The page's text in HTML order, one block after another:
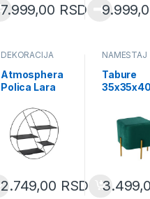
7.999,00 RSD
DEKORACIJA
Atmosphera
Polica Lara
50×13 metal
crna
(197644A)
2.749,00 RSD
NAMEŠTAJ
Tabure